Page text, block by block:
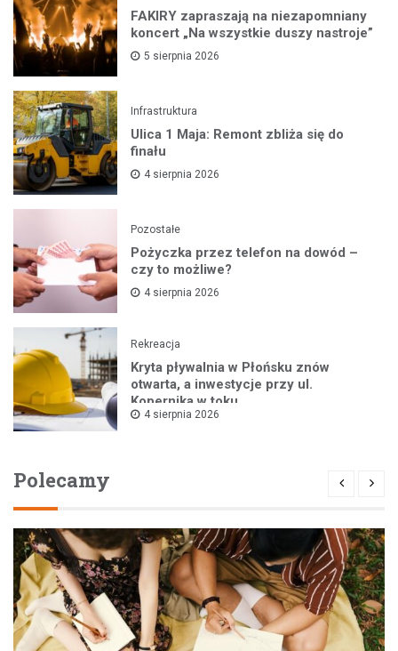
FAKIRY zapraszają na niezapomniany
koncert „Na wszystkie duszy nastroje”
5 sierpnia 2026
Infrastruktura
Ulica 1 Maja: Remont zbliża się do
finału
4 sierpnia 2026
Pozostałe
Pożyczka przez telefon na dowód –
czy to możliwe?
4 sierpnia 2026
Rekreacja
Kryta pływalnia w Płońsku znów
otwarta, a inwestycje przy ul.
Kopernika w toku
4 sierpnia 2026
Polecamy